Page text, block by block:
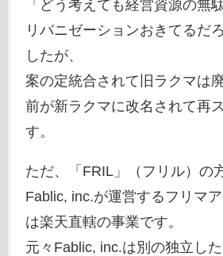
「どう考えても経営資源の無
リバニゼーションおきてるだ
したが、
案の定統合されて旧ラクマは
前が新ラクマに改名されて再
す。
ただ、「FRIL」（フリル）の
Fablic, inc.が運営するフリマ
は楽天直轄の事業です。
元々Fablic, inc.は別の独立し